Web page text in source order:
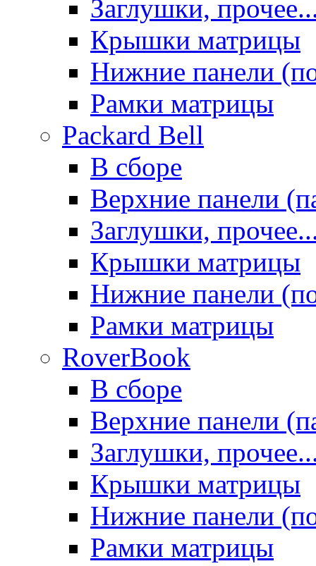
Заглушки,
Крышки матрицы
Нижние панели
Рамки матрицы
Packard Bell
В сборе
Верхние панели
Заглушки,
Крышки матрицы
Нижние панели
Рамки матрицы
RoverBook
В сборе
Верхние панели
Заглушки,
Крышки матрицы
Нижние панели
Рамки матрицы